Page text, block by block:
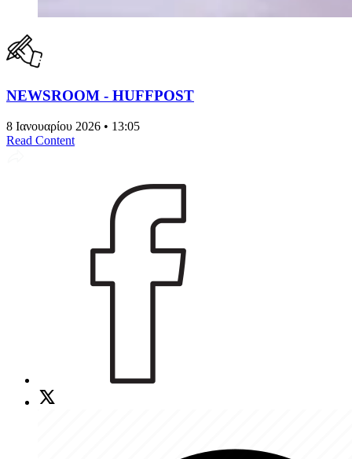
NEWSROOM - HUFFPOST
8 Ιανουαρίου 2026 • 13:05
Read Content